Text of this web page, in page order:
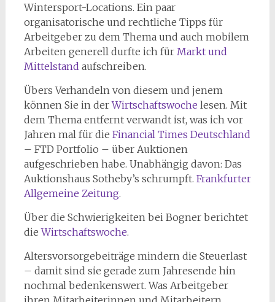
Wintersport-Locations. Ein paar
organisatorische und rechtliche Tipps für
Arbeitgeber zu dem Thema und auch mobilem
Arbeiten generell durfte ich für Markt und
Mittelstand aufschreiben.
Übers Verhandeln von diesem und jenem
können Sie in derWirtschaftswoche lesen. Mit
dem Thema entfernt verwandt ist, was ich vor
Jahren mal für die Financial Times Deutschland
– FTD Portfolio – über Auktionen
aufgeschrieben habe. Unabhängig davon: Das
Auktionshaus Sotheby’s schrumpft. Frankfurter
Allgemeine Zeitung.
Über die Schwierigkeiten bei Bogner berichtet
dieWirtschaftswoche.
Altersvorsorgebeiträge mindern die Steuerlast
– damit sind sie gerade zum Jahresende hin
nochmal bedenkenswert. Was Arbeitgeber